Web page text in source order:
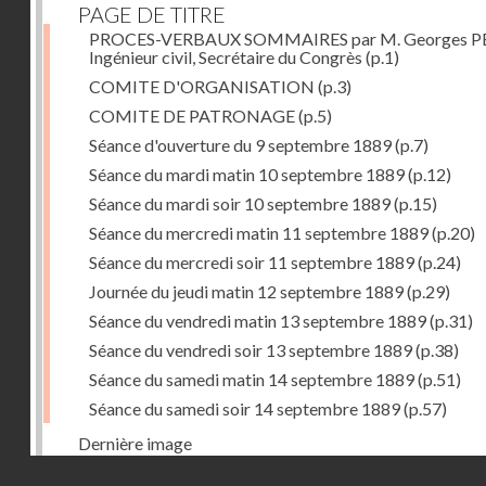
PAGE DE TITRE
PROCES-VERBAUX SOMMAIRES par M. Georges
Ingénieur civil, Secrétaire du Congrès (p.1)
COMITE D'ORGANISATION (p.3)
COMITE DE PATRONAGE(p.5)
Séance d'ouverture du 9 septembre 1889(p.7)
Séance du mardi matin 10 septembre 1889(p.12)
Séance du mardi soir 10 septembre 1889(p.15)
Séance du mercredi matin 11 septembre 1889(p.20)
Séance du mercredi soir 11 septembre 1889(p.24)
Journée du jeudi matin 12 septembre 1889(p.29)
Séance du vendredi matin 13 septembre 1889(p.31)
Séance du vendredi soir 13 septembre 1889(p.38)
Séance du samedi matin 14 septembre 1889(p.51)
Séance du samedi soir 14 septembre 1889(p.57)
Dernière image